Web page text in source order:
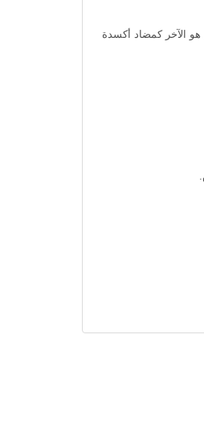
حدة الالتهاب. من العناصِر المميزة بواقي الشمس بابي هو فيتامين هـ 0.25 %: الذي يعمل هو الآخر كمضاد أكسدة